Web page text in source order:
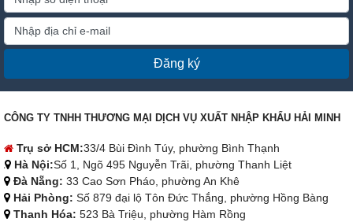
Đăng ký
CÔNG TY TNHH THƯƠNG MẠI DỊCH VỤ XUẤT NHẬP KHẨU HẢI MINH
Trụ sở HCM:33/4 Bùi Đình Túy, phường Bình Thạnh
Hà Nội:Số 1, Ngõ 495 Nguyễn Trãi, phường Thanh Liệt
Đà Nẵng: 33 Cao Sơn Pháo, phường An Khê
Hải Phòng: Số 879 đại lộ Tôn Đức Thắng, phường Hồng Bàng
Thanh Hóa: 523 Bà Triệu, phường Hàm Rồng